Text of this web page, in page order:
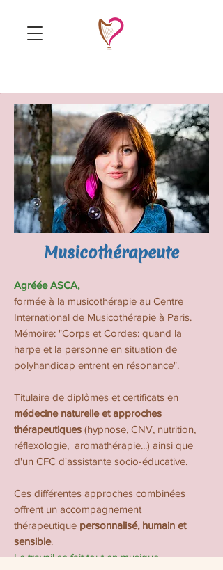
Musicothérapeute
Agréée ASCA,
formée à la musicothérapie au Centre
International de Musicothérapie à Paris.
Mémoire: "Corps et Cordes: quand la
harpe et la personne en situation de
polyhandicap entrent en résonance".
Titulaire de diplômes et certificats en
médecine naturelle et approches
thérapeutiques (hypnose, CNV, nutrition,
réflexologie, aromathérapie...) ainsi que
d'un CFC d'assistante socio-éducative.
Ces différentes approches combinées
offrent un accompagnement
thérapeutique personnalisé, humain et
sensible.
Le travail se fait tout en musique,